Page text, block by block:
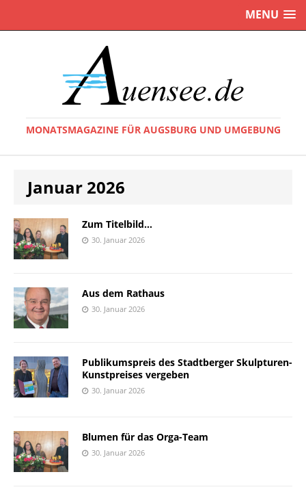
MENU
MONATSMAGAZINE FÜR AUGSBURG UND UMGEBUNG
Januar 2026
Zum Titelbild…
30. Januar 2026
Aus dem Rathaus
30. Januar 2026
Publikumspreis des Stadtberger Skulpturen-
Kunstpreises vergeben
30. Januar 2026
Blumen für das Orga-Team
30. Januar 2026